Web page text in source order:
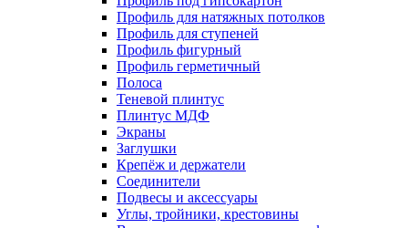
Профиль для натяжных потолков
Профиль для ступеней
Профиль фигурный
Профиль герметичный
Полоса
Теневой плинтус
Плинтус МДФ
Экраны
Заглушки
Крепёж и держатели
Соединители
Подвесы и аксессуары
Углы, тройники, крестовины